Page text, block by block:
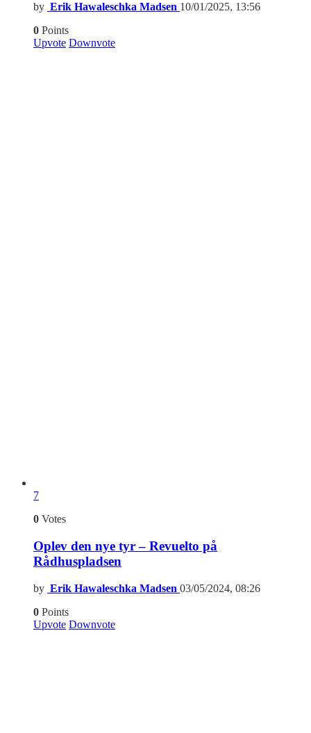
by Erik Hawaleschka Madsen 10/01/2025, 13:56
0 Points
Upvote Downvote
7
0 Votes
Oplev den nye tyr – Revuelto på
Rådhuspladsen
by Erik Hawaleschka Madsen 03/05/2024, 08:26
0 Points
Upvote Downvote